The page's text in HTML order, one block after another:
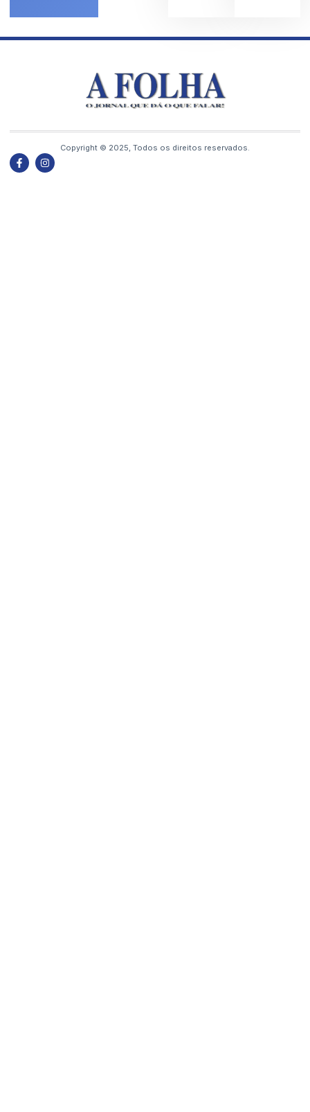
Copyright © 2025, Todos os direitos reservados.